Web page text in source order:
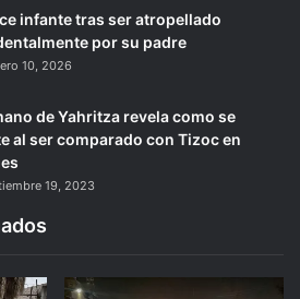
infante tras ser atropellado
por su padre
10, 2026
de Yahritza revela como se
al ser comparado con Tizoc en
19, 2023